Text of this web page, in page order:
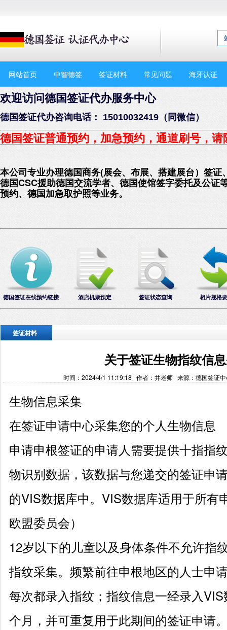
网站首页 中智德签 签证材料 常见问题 海牙认证
欢迎访问德国签证代办服务中心
德国签证代办咨询电话： 15010032419（同微信）
德国签证普通预约，加急预约 ，通道刷号，
本公司专业办理德国商务(展会、布展、搭建展台）签
德国CSC援助德国交流学者、德国使馆签字委托及公
预约、德国加急取护照等业务。
德国签证在线预约链接 酒店机票预定 签证状态查询 相片规格
签证材料
关于签证生物指纹信
时间：2024/4/1 11:19:18 作者：井老师 来源：德国签证
生物信息采集
在签证申请中心采集您的个人生物信息
申请申根签证的申请人需要提供十指指
物识别数据，该数据与您递交的签证申
的VIS数据库中。VIS数据库适用于所有
欧盟委员会）
12岁以下的儿童以及身体条件不允许指
指纹采集。频繁前往申根地区的人士申
每次都录入指纹；指纹信息一经录入
个月，并可重复用于此期间的签证申请